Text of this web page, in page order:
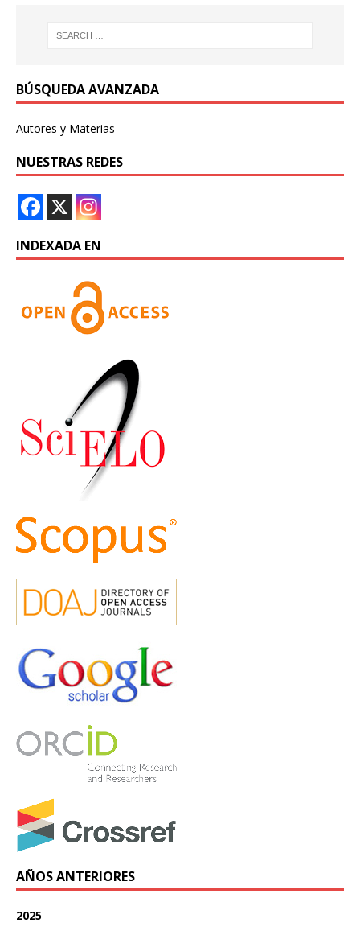
BÚSQUEDA AVANZADA
Autores y Materias
NUESTRAS REDES
INDEXADA EN
AÑOS ANTERIORES
2025